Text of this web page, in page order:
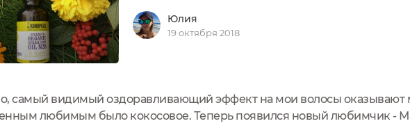
Юлия
19 октября 2018
самый видимый оздоравливающий эффект на мои волосы оказывают
любимым было кокосовое. Теперь появился новый любимчик -